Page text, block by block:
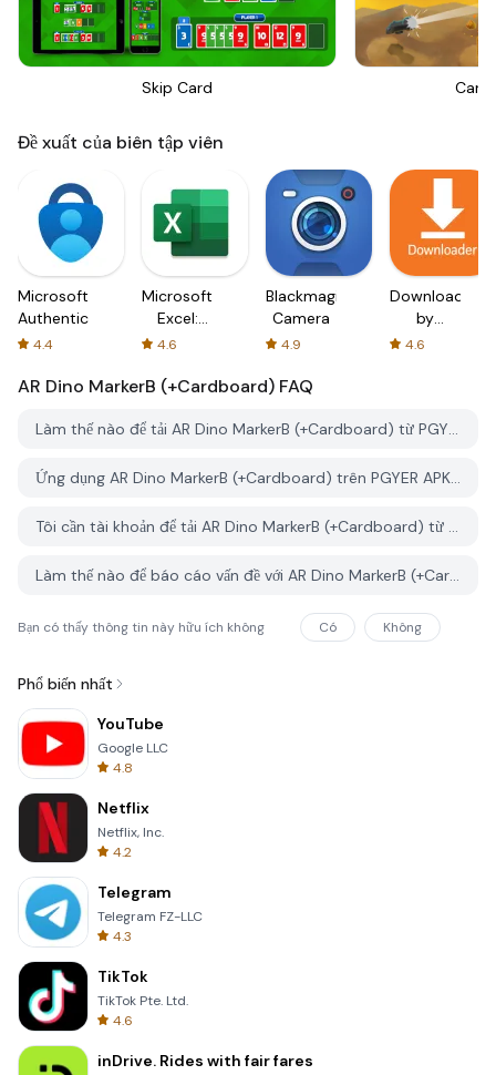
Skip Card
Đề xuất của biên tập viên
Microsoft
Authenticator
4.4
Microsoft
Excel:
Spreadsheets
4.6
Blackmagic
Camera
4.9
Downloader
by
AFTVnews
4.6
AR Dino MarkerB (+Cardboard) FAQ
Làm thế nào để tải AR Dino MarkerB (+Cardboard) từ PGYER APK HUB?
Ứng dụng AR Dino MarkerB (+Cardboard) trên PGYER APK HUB có miễn phí không?
Tôi cần tài khoản để tải AR Dino MarkerB (+Cardboard) từ PGYER APK HUB không?
Làm thế nào để báo cáo vấn đề với AR Dino MarkerB (+Cardboard) trên PGYER APK HUB?
Bạn có thấy thông tin này hữu ích không Có Không
Phổ biến nhất
YouTube
Google LLC
4.8
Netflix
Netflix, Inc.
4.2
Telegram
Telegram FZ-LLC
4.3
TikTok
TikTok Pte. Ltd.
4.6
inDrive. Rides with fair fares